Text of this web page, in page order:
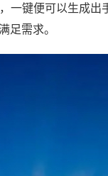
一键便可以生成出
足需求。